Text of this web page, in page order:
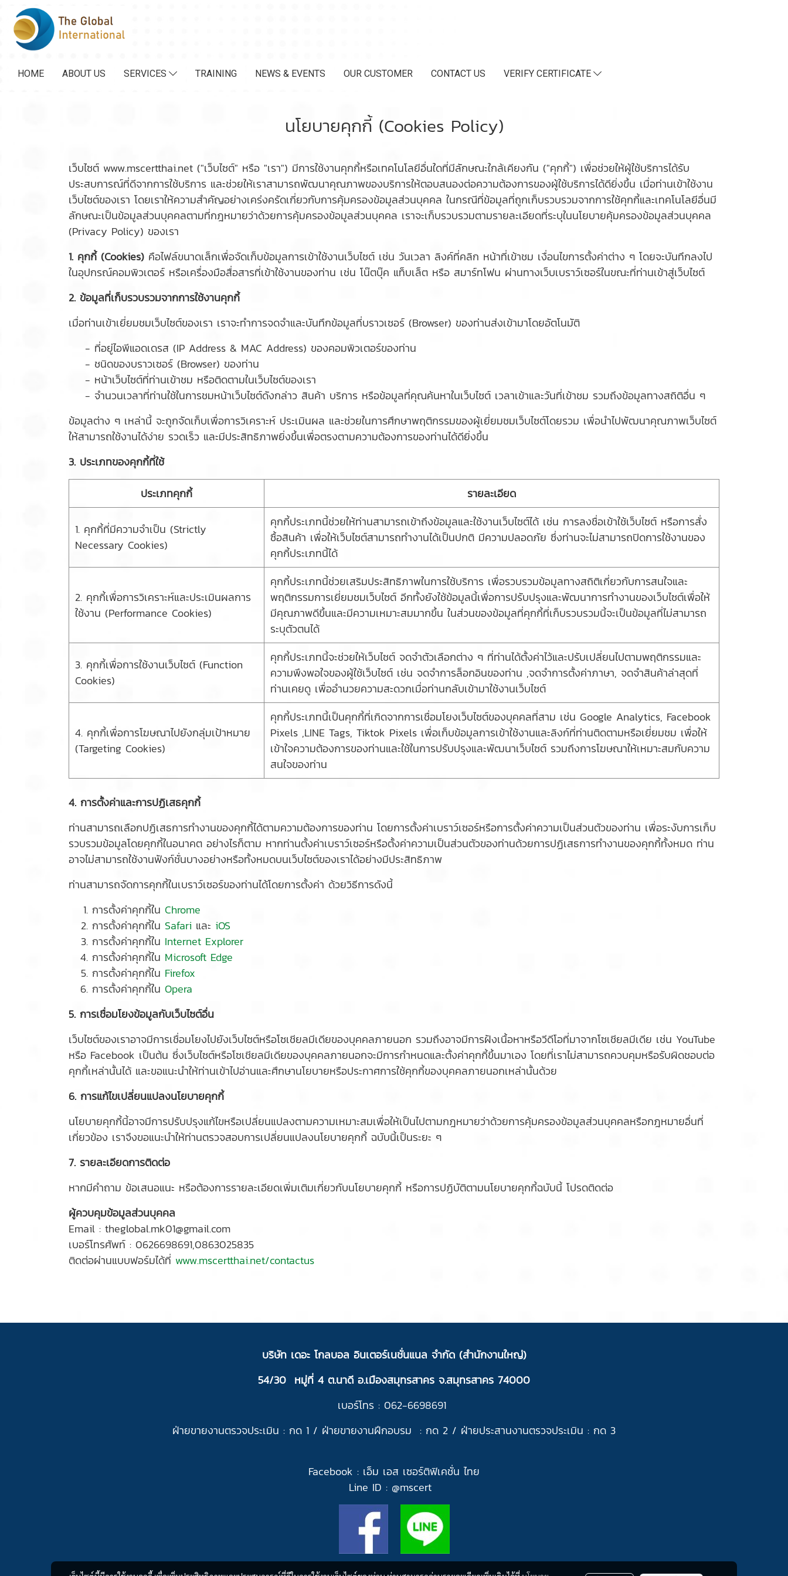
HOME ABOUT US SERVICES TRAINING NEWS & EVENTS OUR CUSTOMER CONTACT US VERIFY CERTIFICATE
นโยบายคุกกี้ (Cookies Policy)
เว็บไซต์ www.mscertthai.net ("เว็บไซต์" หรือ "เรา") มีการใช้งานคุกกี้หรือเทคโนโลยีอื่นใดที่มีลักษณะใกล้เคียงกัน ("คุกกี้") เพื่อช่วยให้ผู้ใช้บริการได้รับ
ประสบการณ์ที่ดีจากการใช้บริการ และช่วยให้เราสามารถพัฒนาคุณภาพของบริการให้ตอบสนองต่อความต้องการของผู้ใช้บริการได้ดียิ่งขึ้น เมื่อท่านเข้าใช้งาน
เว็บไซต์ของเรา โดยเราให้ความสำคัญอย่างเคร่งครัดเกี่ยวกับการคุ้มครองข้อมูลส่วนบุคคล ในกรณีที่ข้อมูลที่ถูกเก็บรวบรวมจากการใช้คุกกี้และเทคโนโลยีอื่นมี
ลักษณะเป็นข้อมูลส่วนบุคคลตามที่กฎหมายว่าด้วยการคุ้มครองข้อมูลส่วนบุคคล เราจะเก็บรวบรวมตามรายละเอียดที่ระบุในนโยบายคุ้มครองข้อมูลส่วนบุคคล
(Privacy Policy) ของเรา
1. คุกกี้ (Cookies) คือไฟล์ขนาดเล็กเพื่อจัดเก็บข้อมูลการเข้าใช้งานเว็บไซต์ เช่น วันเวลา ลิงค์ที่คลิก หน้าที่เข้าชม เงื่อนไขการตั้งค่าต่าง ๆ โดยจะบันทึกลงไป
ในอุปกรณ์คอมพิวเตอร์ หรือเครื่องมือสื่อสารที่เข้าใช้งานของท่าน เช่น โน๊ตบุ๊ค แท็บเล็ต หรือ สมาร์ทโฟน ผ่านทางเว็บเบราว์เซอร์ในขณะที่ท่านเข้าสู่เว็บไซต์
2. ข้อมูลที่เก็บรวบรวมจากการใช้งานคุกกี้
เมื่อท่านเข้าเยี่ยมชมเว็บไซต์ของเรา เราจะทำการจดจำและบันทึกข้อมูลที่บราวเซอร์ (Browser) ของท่านส่งเข้ามาโดยอัตโนมัติ
- ที่อยู่ไอพีแอดเดรส (IP Address & MAC Address) ของคอมพิวเตอร์ของท่าน
- ชนิดของบราวเซอร์ (Browser) ของท่าน
- หน้าเว็บไซต์ที่ท่านเข้าชม หรือติดตามในเว็บไซต์ของเรา
- จำนวนเวลาที่ท่านใช้ในการชมหน้าเว็บไซต์ดังกล่าว สินค้า บริการ หรือข้อมูลที่คุณค้นหาในเว็บไซต์ เวลาเข้าและวันที่เข้าชม รวมถึงข้อมูลทางสถิติอื่น ๆ
ข้อมูลต่าง ๆ เหล่านี้ จะถูกจัดเก็บเพื่อการวิเคราะห์ ประเมินผล และช่วยในการศึกษาพฤติกรรมของผู้เยี่ยมชมเว็บไซต์โดยรวม เพื่อนำไปพัฒนาคุณภาพเว็บไซต์
ให้สามารถใช้งานได้ง่าย รวดเร็ว และมีประสิทธิภาพยิ่งขึ้นเพื่อตรงตามความต้องการของท่านได้ดียิ่งขึ้น
3. ประเภทของคุกกี้ที่ใช้
ประเภทคุกกี้
รายละเอียด
1. คุกกี้ที่มีความจำเป็น (Strictly
Necessary Cookies)
คุกกี้ประเภทนี้ช่วยให้ท่านสามารถเข้าถึงข้อมูลและใช้งานเว็บไซต์ได้ เช่น การลงชื่อเข้าใช้เว็บไซต์ หรือการสั่ง
ซื้อสินค้า เพื่อให้เว็บไซต์สามารถทำงานได้เป็นปกติ มีความปลอดภัย ซึ่งท่านจะไม่สามารถปิดการใช้งานของ
คุกกี้ประเภทนี้ได้
2. คุกกี้เพื่อการวิเคราะห์และประเมินผลการ
ใช้งาน (Performance Cookies)
คุกกี้ประเภทนี้ช่วยเสริมประสิทธิภาพในการใช้บริการ เพื่อรวบรวมข้อมูลทางสถิติเกี่ยวกับการสนใจและ
พฤติกรรมการเยี่ยมชมเว็บไซต์ อีกทั้งยังใช้ข้อมูลนี้เพื่อการปรับปรุงและพัฒนาการทำงานของเว็บไซต์เพื่อให้
มีคุณภาพดีขึ้นและมีความเหมาะสมมากขึ้น ในส่วนของข้อมูลที่คุกกี้ที่เก็บรวบรวมนี้จะเป็นข้อมูลที่ไม่สามารถ
ระบุตัวตนได้
3. คุกกี้เพื่อการใช้งานเว็บไซต์ (Function
Cookies)
คุกกี้ประเภทนี้จะช่วยให้เว็บไซต์ จดจำตัวเลือกต่าง ๆ ที่ท่านได้ตั้งค่าไว้และปรับเปลี่ยนไปตามพฤติกรรมและ
ความพึงพอใจของผู้ใช้เว็บไซต์ เช่น จดจำการล็อกอินของท่าน ,จดจำการตั้งค่าภาษา, จดจำสินค้าล่าสุดที่
ท่านเคยดู เพื่ออำนวยความสะดวกเมื่อท่านกลับเข้ามาใช้งานเว็บไซต์
4. คุกกี้เพื่อการโฆษณาไปยังกลุ่มเป้าหมาย
(Targeting Cookies)
คุกกี้ประเภทนี้เป็นคุกกี้ที่เกิดจากการเชื่อมโยงเว็บไซต์ของบุคคลที่สาม เช่น Google Analytics, Facebook
Pixels ,LINE Tags, Tiktok Pixels เพื่อเก็บข้อมูลการเข้าใช้งานและลิงก์ที่ท่านติดตามหรือเยี่ยมชม เพื่อให้
เข้าใจความต้องการของท่านและใช้ในการปรับปรุงและพัฒนาเว็บไซต์ รวมถึงการโฆษณาให้เหมาะสมกับความ
สนใจของท่าน
4. การตั้งค่าและการปฏิเสธคุกกี้
ท่านสามารถเลือกปฏิเสธการทำงานของคุกกี้ได้ตามความต้องการของท่าน โดยการตั้งค่าเบราว์เซอร์หรือการตั้งค่าความเป็นส่วนตัวของท่าน เพื่อระงับการเก็บ
รวบรวมข้อมูลโดยคุกกี้ในอนาคต อย่างไรก็ตาม หากท่านตั้งค่าเบราว์เซอร์หรือตั้งค่าความเป็นส่วนตัวของท่านด้วยการปฏิเสธการทำงานของคุกกี้ทั้งหมด ท่าน
อาจไม่สามารถใช้งานฟังก์ชั่นบางอย่างหรือทั้งหมดบนเว็บไซต์ของเราได้อย่างมีประสิทธิภาพ
ท่านสามารถจัดการคุกกี้ในเบราว์เซอร์ของท่านได้โดยการตั้งค่า ด้วยวิธีการดังนี้
การตั้งค่าคุกกี้ใน Chrome
การตั้งค่าคุกกี้ใน Safari และ iOS
การตั้งค่าคุกกี้ใน Internet Explorer
การตั้งค่าคุกกี้ใน Microsoft Edge
การตั้งค่าคุกกี้ใน Firefox
การตั้งค่าคุกกี้ใน Opera
5. การเชื่อมโยงข้อมูลกับเว็บไซต์อื่น
เว็บไซต์ของเราอาจมีการเชื่อมโยงไปยังเว็บไซต์หรือโซเชียลมีเดียของบุคคลภายนอก รวมถึงอาจมีการฝังเนื้อหาหรือวีดีโอที่มาจากโซเชียลมีเดีย เช่น YouTube
หรือ Facebook เป็นต้น ซึ่งเว็บไซต์หรือโซเชียลมีเดียของบุคคลภายนอกจะมีการกำหนดและตั้งค่าคุกกี้ขึ้นมาเอง โดยที่เราไม่สามารถควบคุมหรือรับผิดชอบต่อ
คุกกี้เหล่านั้นได้ และขอแนะนำให้ท่านเข้าไปอ่านและศึกษานโยบายหรือประกาศการใช้คุกกี้ของบุคคลภายนอกเหล่านั้นด้วย
6. การแก้ไขเปลี่ยนแปลงนโยบายคุกกี้
นโยบายคุกกี้นี้อาจมีการปรับปรุงแก้ไขหรือเปลี่ยนแปลงตามความเหมาะสมเพื่อให้เป็นไปตามกฎหมายว่าด้วยการคุ้มครองข้อมูลส่วนบุคคลหรือกฎหมายอื่นที่
เกี่ยวข้อง เราจึงขอแนะนำให้ท่านตรวจสอบการเปลี่ยนแปลงนโยบายคุกกี้ ฉบับนี้เป็นระยะ ๆ
7. รายละเอียดการติดต่อ
หากมีคำถาม ข้อเสนอแนะ หรือต้องการรายละเอียดเพิ่มเติมเกี่ยวกับนโยบายคุกกี้ หรือการปฏิบัติตามนโยบายคุกกี้ฉบับนี้ โปรดติดต่อ
ผู้ควบคุมข้อมูลส่วนบุคคล
Email : theglobal.mk01@gmail.com
เบอร์โทรศัพท์ : 0626698691,0863025835
ติดต่อผ่านแบบฟอร์มได้ที่ www.mscertthai.net/contactus
บริษัท เดอะ โกลบอล อินเตอร์เนชั่นแนล จำกัด (สำนักงานใหญ่)
54/30 หมู่ที่ 4 ต.นาดี อ.เมืองสมุทรสาคร จ.สมุทรสาคร 74000
เบอร์โทร : 062-6698691
ฝ่ายขายงานตรวจประเมิน : กด 1 / ฝ่ายขายงานฝึกอบรม : กด 2 / ฝ่ายประสานงานตรวจประเมิน : กด 3
Facebook : เอ็ม เอส เซอร์ติฟิเคชั่น ไทย
Line ID : @mscert